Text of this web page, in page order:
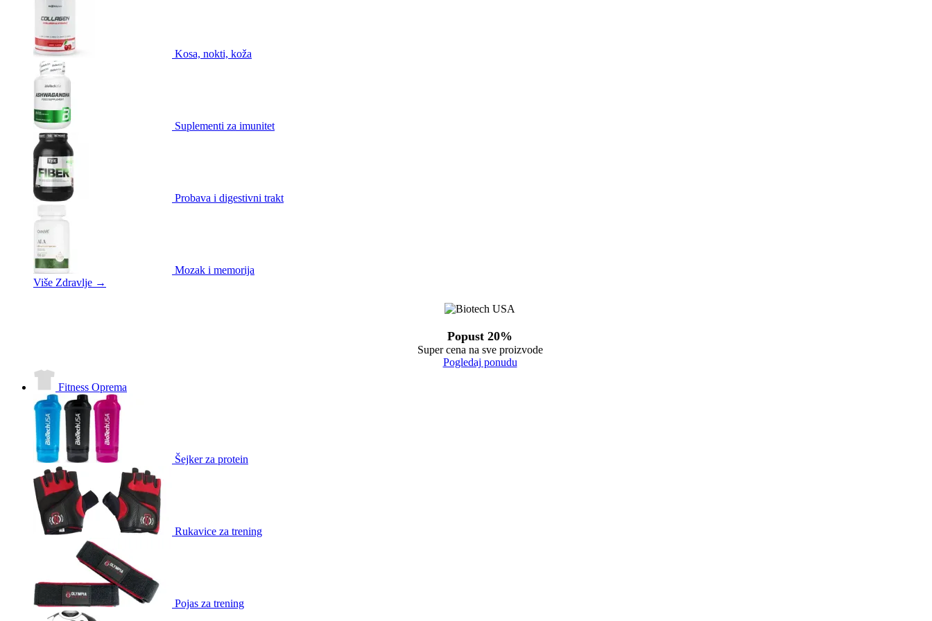
Kosa, nokti, koža
Suplementi za imunitet
Probava i digestivni trakt
Mozak i memorija
Više Zdravlje →
Popust 20%
Super cena na sve proizvode
Pogledaj ponudu
Fitness Oprema
Šejker za protein
Rukavice za trening
Pojas za trening